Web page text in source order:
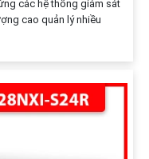
các hệ thống giám sát
cao quản lý nhiều